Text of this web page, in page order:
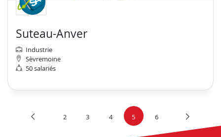
Suteau-Anver
Industrie
Sèvremoine
50 salariés
2 3 4 5 6